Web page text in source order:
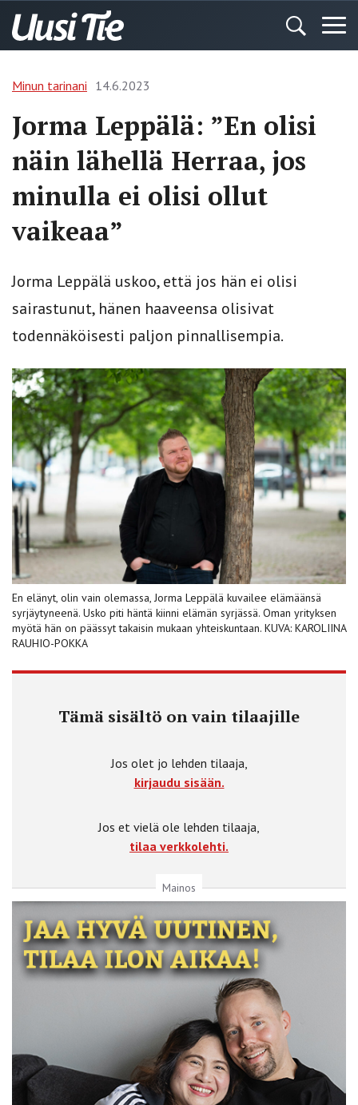
Minun tarinani 14.6.2023
Jorma Leppälä: ”En olisi
näin lähellä Herraa, jos
minulla ei olisi ollut
vaikeaa”
Jorma Leppälä uskoo, että jos hän ei olisi
sairastunut, hänen haaveensa olisivat
todennäköisesti paljon pinnallisempia.
En elänyt, olin vain olemassa, Jorma Leppälä kuvailee elämäänsä
syrjäytyneenä. Usko piti häntä kiinni elämän syrjässä. Oman yrityksen
myötä hän on päässyt takaisin mukaan yhteiskuntaan. KUVA: KAROLIINA
RAUHIO-POKKA
Tämä sisältö on vain tilaajille
Jos olet jo lehden tilaaja,
kirjaudu sisään.
Jos et vielä ole lehden tilaaja,
tilaa verkkolehti.
Mainos